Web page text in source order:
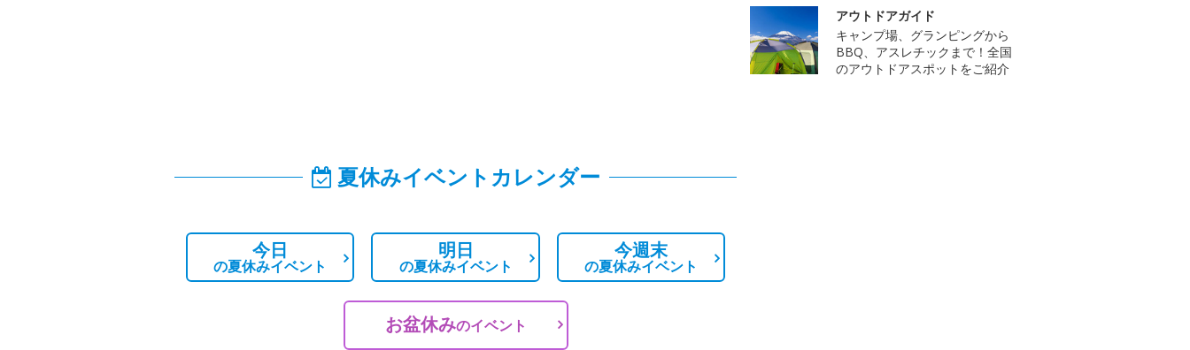
夏休みイベントカレンダー
今日
の夏休みイベント
明日
の夏休みイベント
今週末
の夏休みイベント
お盆休みのイベント
アウトドアガイド
キャンプ場、グランピングから
BBQ、アスレチックまで！全国
のアウトドアスポットをご紹介